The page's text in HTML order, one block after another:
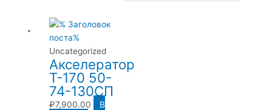
Uncategorized
Акселератор
Т-170 50-
74-130СП
₽7,900.00
В